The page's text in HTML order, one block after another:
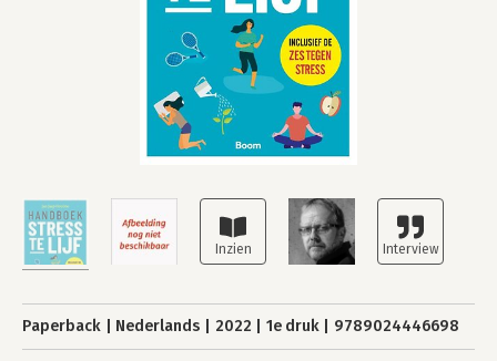
Paperback Nederlands 2022 1e druk 9789024446698